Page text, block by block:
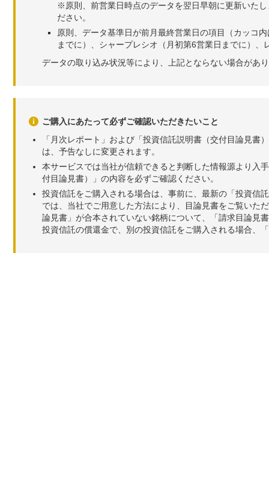
※原則、前営業日時点のデータを翌日早朝に更新いた
ださい。
原則、データ基準日が前月最終営業日の項目（カッコ
までに）、シャープレシオ（月初第6営業日までに）
データの取り込み状況等により、上記とならない場合があ
ご購入にあたって必ずご確認いただきたいこと
「月次レポート」および「投資信託説明書（交付目論見
は、予告なしに変更されます。
本サービスでは当社が信頼できると判断した情報源より入
付目論見書）」の内容を必ずご確認ください。
投資信託をご購入される場合は、事前に、最新の「投資信
では、当社でご用意した方法により、目論見書をご覧いた
論見書」が合本されていない銘柄について、「請求目論見
投資信託の償還金で、別の投資信託をご購入される場合、